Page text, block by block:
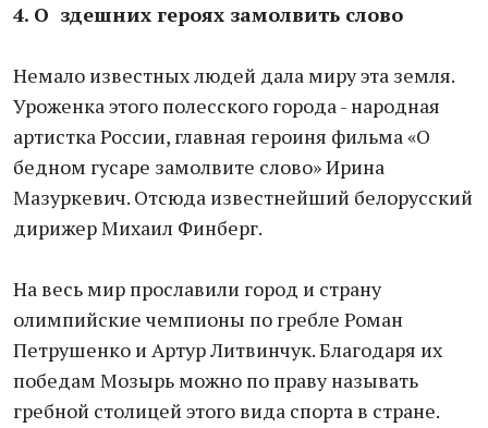
4. О здешних героях замолвить слово
Немало известных людей дала миру эта земля.
Уроженка этого полесского города - народная
артистка России, главная героиня фильма «О
бедном гусаре замолвите слово» Ирина
Мазуркевич. Отсюда известнейший белорусский
дирижер Михаил Финберг.
На весь мир прославили город и страну
олимпийские чемпионы по гребле Роман
Петрушенко и Артур Литвинчук. Благодаря их
победам Мозырь можно по праву называть
гребной столицей этого вида спорта в стране.